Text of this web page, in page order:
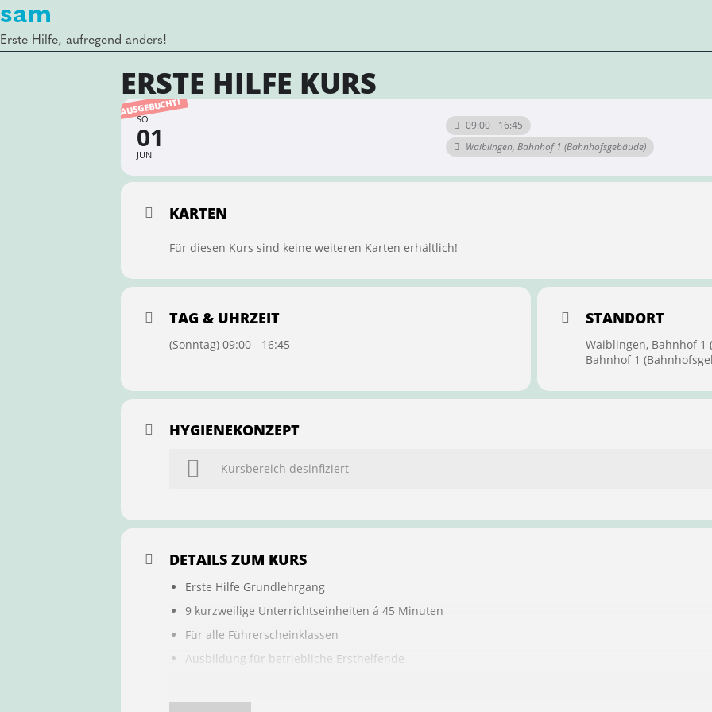
sam
Erste Hilfe, aufregend anders!
ERSTE HILFE KURS
AUSGEBUCHT!
SO
01
JUN
09:00 - 16:45
Waiblingen, Bahnhof 1 (Bahnhofsgebäude)
KARTEN
Für diesen Kurs sind keine weiteren Karten erhältlich!
TAG & UHRZEIT
(Sonntag) 09:00 - 16:45
STANDORT
Waiblingen, Bahnhof 1
Bahnhof 1
HYGIENEKONZEPT
Kursbereich desinfiziert
DETAILS ZUM KURS
Erste Hilfe Grundlehrgang
9 kurzweilige Unterrichtseinheiten á 45 Minuten
Für alle Führerscheinklassen
Ausbildung für betriebliche Ersthelfende